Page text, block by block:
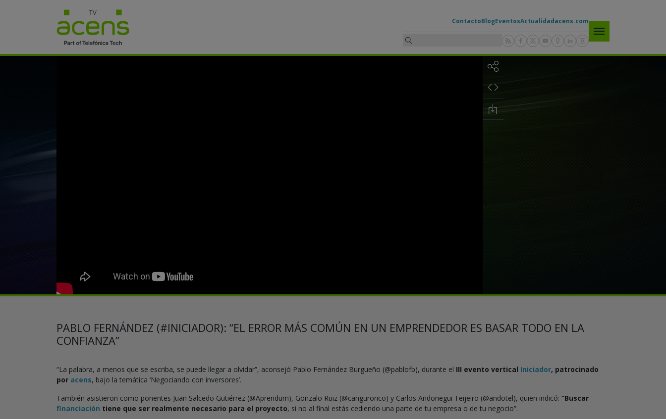
ContactoBlogEventosActualidadacens.com
PABLO FERNÁNDEZ (#INICIADOR): “EL ERROR MÁS COMÚN EN UN EMPRENDEDOR ES BASAR TODO EN LA
CONFIANZA”
“La palabra, a menos que se escriba, se puede llegar a olvidar”, aconsejó Pablo Fernández Burgueño (@pablofb), durante el III evento vertical Iniciador, patrocinado
por acens, bajo la temática ‘Negociando con inversores’.
También asistieron como ponentes Juan Salcedo Gutiérrez (@Aprendum), Gonzalo Ruiz (@cangurorico) y Carlos Andonegui Teijeiro (@andotel), quien indicó: “Buscar
financiación tiene que ser realmente necesario para el proyecto, si no al final estás cediendo una parte de tu empresa o de tu negocio”.